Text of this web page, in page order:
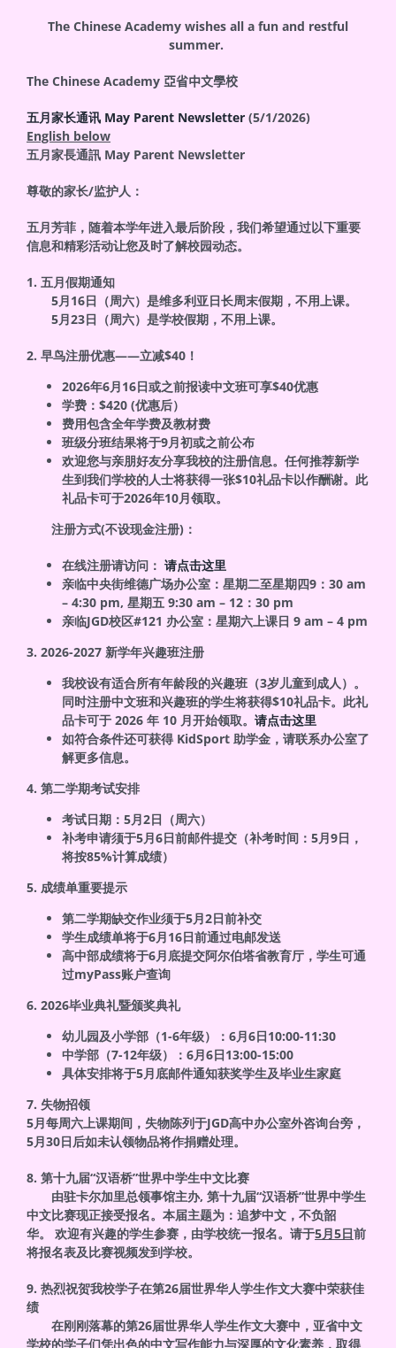
The Chinese Academy wishes all a fun and restful
summer.
The Chinese Academy 亞省中文學校
五月家长通讯 May Parent Newsletter (5/1/2026)
English below
五月家長通訊 May Parent Newsletter
尊敬的家长/监护人：
五月芳菲，随着本学年进入最后阶段， 我们希望通过以下重要
信息和精彩活动让您及时了解校园动态。
1. 五月假期通知
5月16日（周六）是维多利亚日长周末假期，不用上课。
5月23日（周六）是学校假期，不用上课。
2. 早鸟注册优惠——立减$40！
2026年6月16日或之前报读中文班可享$40优惠
学费：$420 (优惠后）
费用包含全年学费及教材费
班级分班结果将于9月初或之前公布
欢迎您与亲朋好友分享我校的注册信息。 任何推荐新学
生到我们学校的人士将获得一张$10礼品卡以作酬谢。此
礼品卡可于2026年10月领取。
注册方式(不设现金注册)：
在线注册请访问： 请点击这里
亲临中央街维德广场办公室：星期二至星期四9：30 am
– 4:30 pm, 星期五 9:30 am – 12：30 pm
亲临JGD校区#121 办公室：星期六上课日 9 am – 4 pm
3. 2026-2027 新学年兴趣班注册
我校设有适合所有年龄段的兴趣班（3岁儿童到成人）。
同时注册中文班和兴趣班的学生将获得$10礼品卡。 此礼
品卡可于 2026 年 10 月开始领取。 请点击这里
如符合条件还可获得 KidSport 助学金，请联系办公室了
解更多信息。
4. 第二学期考试安排
考试日期：5月2日（周六）
补考申请须于5月6日前邮件提交（补考时间：5月9日，
将按85%计算成绩）
5. 成绩单重要提示
第二学期缺交作业须于5月2日前补交
学生成绩单将于6月16日前通过电邮发送
高中部成绩将于6月底提交阿尔伯塔省教育厅， 学生可通
过myPass账户查询
6. 2026毕业典礼暨颁奖典礼
幼儿园及小学部（1-6年级）：6月6日10:00-11:30
中学部（7-12年级）：6月6日13:00-15:00
具体安排将于5月底邮件通知获奖学生及毕业生家庭
7. 失物招领
5月每周六上课期间，失物陈列于JGD高中办公室外咨询台旁，
5月30日后如未认领物品将作捐赠处理。
8. 第十九届“汉语桥”世界中学生中文比赛
由驻卡尔加里总领事馆主办, 第十九届“汉语桥”世界中学生
中文比赛现正接受报名。 本届主题为：追梦中文，不负韶
华。 欢迎有兴趣的学生参赛， 由学校统一报名。请于5月5日前
将报名表及比赛视频发到学校。
9. 热烈祝贺我校学子在第26届世界华人学生作文大赛中荣获佳
绩
在刚刚落幕的第26届世界华人学生作文大赛中， 亚省中文
学校的学子们凭出色的中文写作能力与深厚的文化素养， 取得